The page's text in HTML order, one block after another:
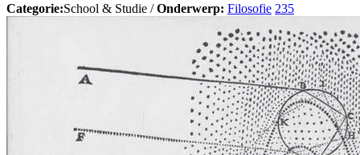
Categorie:School & Studie /Onderwerp: Filosofie 235